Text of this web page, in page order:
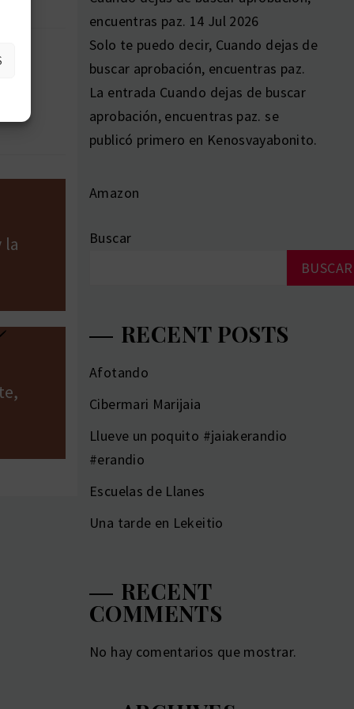
la
encuentras paz. 14 Jul 2026
Solo te puedo decir, Cuando dejas de
buscar aprobación, encuentras paz.
La entrada Cuando dejas de buscar
aprobación, encuentras paz. se
publicó primero en Kenosvayabonito.
Amazon
Buscar
BUSCAR
RECENT POSTS
Afotando
Cibermari Marijaia
Llueve un poquito #jaiakerandio
#erandio
Escuelas de Llanes
Una tarde en Lekeitio
RECENT
COMMENTS
No hay comentarios que mostrar.